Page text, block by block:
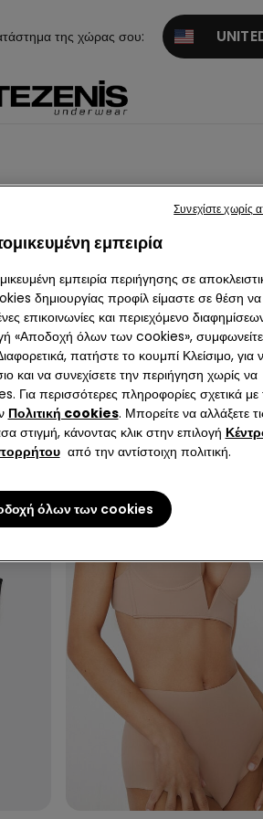
της χώρας σου:
Στράπλες κα
ι Bandeau
Balconett
e
αι
e
εμπειρία
εμπειρία περιήγησης σε
δημιουργίας προφίλ είμαστε σε θέση να
επικοινωνίες και περιεχόμενο
«Αποδοχή όλων των cookies»,
πατήστε το κουμπί Κλείσιμο, για
και να συνεχίσετε την περιήγηση χωρίς να
Για περισσότερες πληροφορίες σχετικά με
Πολιτική cookies. Μπορείτε να αλλάξετε
στιγμή, κάνοντας κλικ στην επιλογή
από την αντίστοιχη πολιτική.
όλων των cookies
Συνεχίστε χωρίς